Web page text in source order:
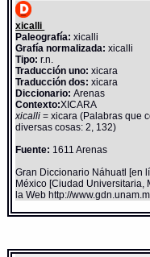
xicalli
Paleografía: xicalli
Grafía normalizada: xicalli
Tipo: r.n.
Traducción uno: xicara
Traducción dos: xicara
Diccionario:Arenas
Contexto:XICARA
xicalli= xicara (Palabras que
diversas cosas: 2, 132)
Fuente: 1611 Arenas
Gran Diccionario Náhuatl [en
México [Ciudad Universitaria,
la Web http://